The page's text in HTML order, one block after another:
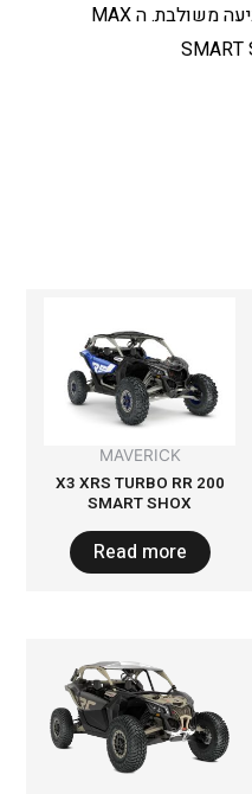
וולט חדש וגרפיקה חדשה עם צביעה משולבת. ה MAX
MAVERICK
X3 XRS TURBO RR 200
SMART SHOX
Read more